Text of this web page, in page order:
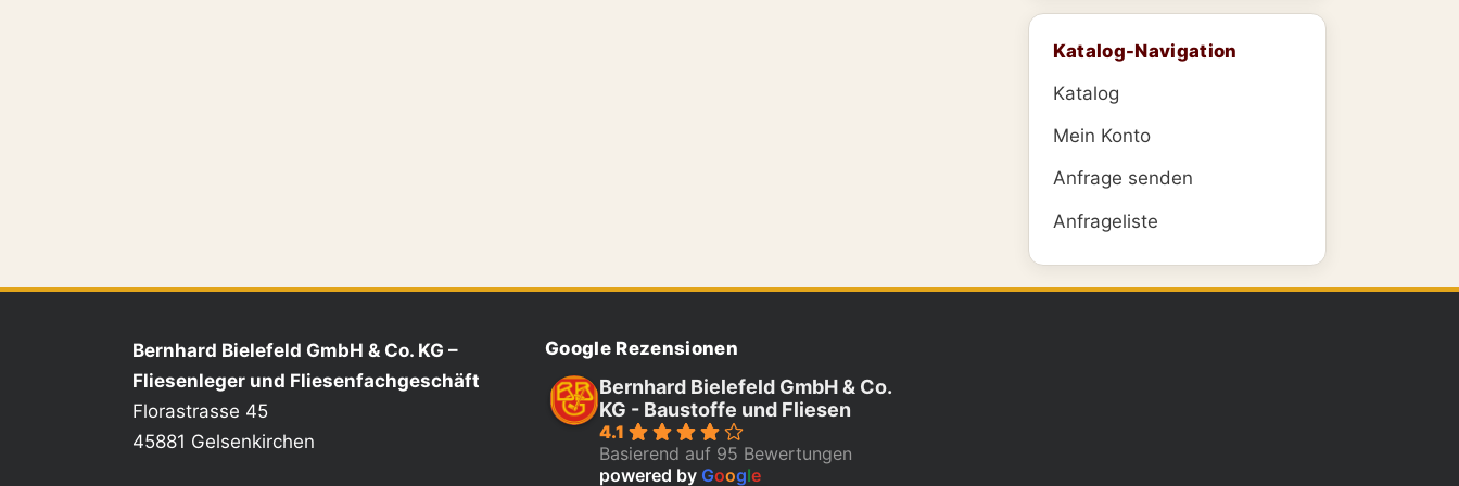
Katalog-Navigation
Katalog
Mein Konto
Anfrage senden
Anfrageliste
Bernhard Bielefeld GmbH & Co. KG –
Fliesenleger und Fliesenfachgeschäft
Florastrasse 45
45881 Gelsenkirchen
Google Rezensionen
Bernhard Bielefeld GmbH & Co.
KG - Baustoffe und Fliesen
4.1
Basierend auf 95 Bewertungen
powered by Google